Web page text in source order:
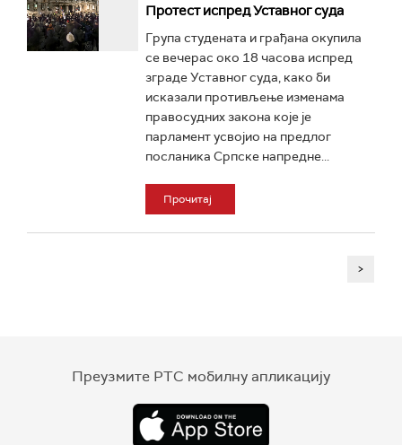
Протест испред Уставног суда
Група студената и грађана окупила
се вечерас око 18 часова испред
зграде Уставног суда, како би
исказали противљење изменама
правосудних закона које је
парламент усвојио на предлог
посланика Српске напредне...
Прочитај
>
Преузмите РТС мобилну апликацију